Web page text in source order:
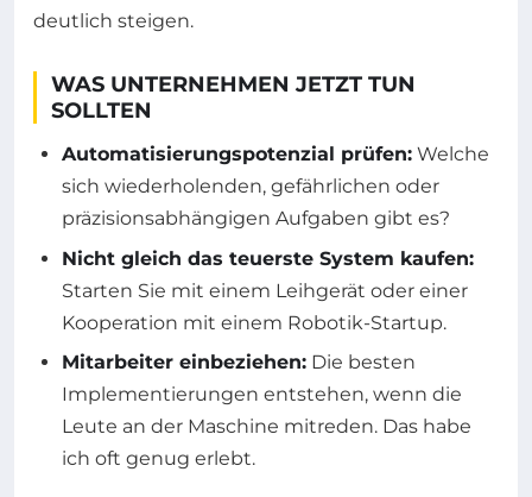
deutlich steigen.
WAS UNTERNEHMEN JETZT TUN
SOLLTEN
Automatisierungspotenzial prüfen: Welche
sich wiederholenden, gefährlichen oder
präzisionsabhängigen Aufgaben gibt es?
Nicht gleich das teuerste System kaufen:
Starten Sie mit einem Leihgerät oder einer
Kooperation mit einem Robotik-Startup.
Mitarbeiter einbeziehen: Die besten
Implementierungen entstehen, wenn die
Leute an der Maschine mitreden. Das habe
ich oft genug erlebt.